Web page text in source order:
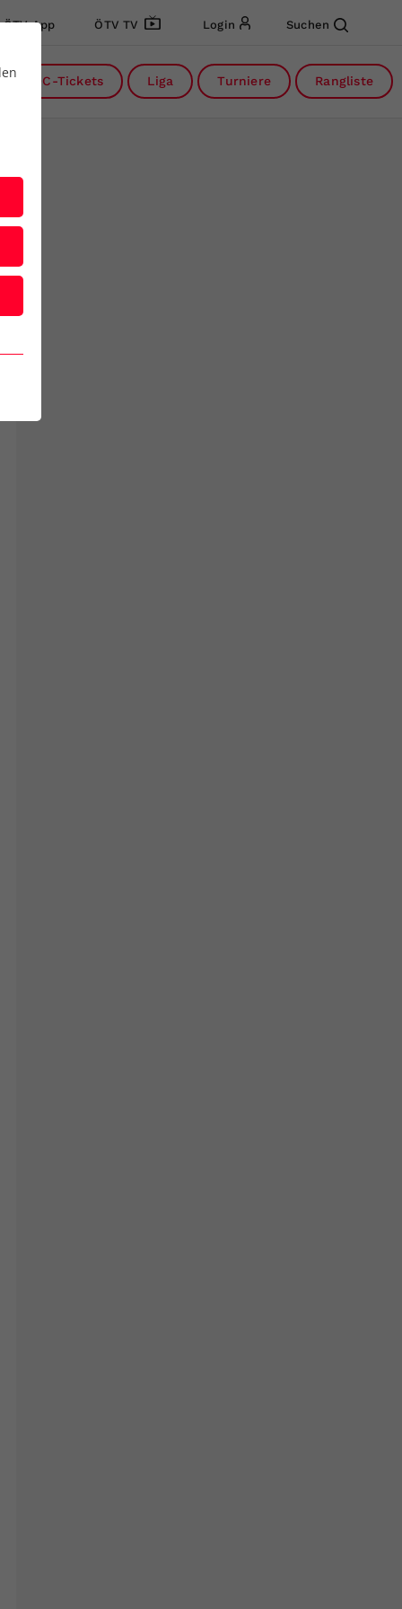
ÖTV App ÖTV TV Login Suchen
DC-Tickets Liga Turniere Rangliste